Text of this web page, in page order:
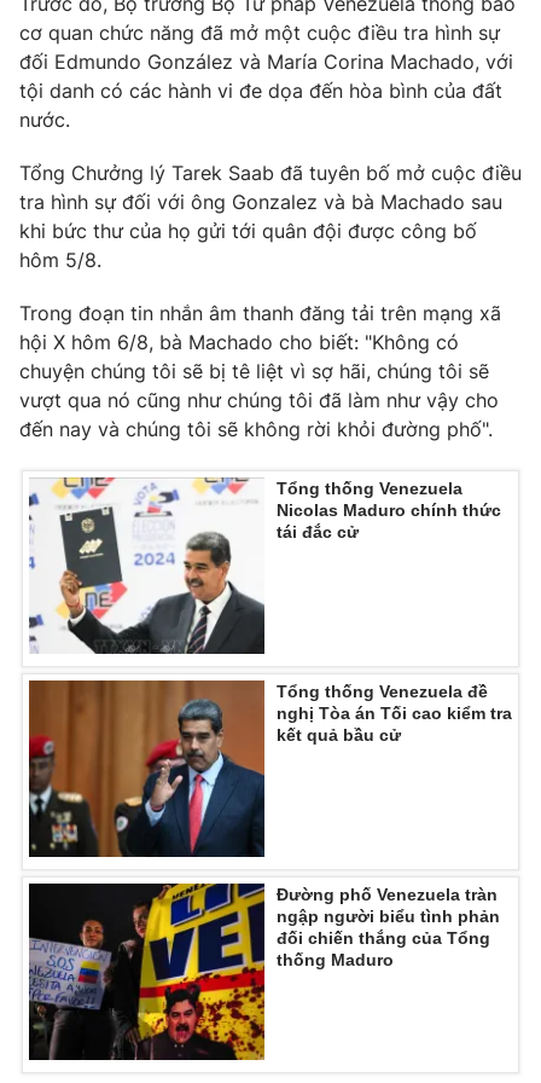
THỜI BÁO VTV
Theo dõi báo trên
Cơ quan chủ quản: Đài Truyền hình Việt Nam
Cơ quan báo chí:
Thời báo VTV
Giấy phép hoạt động báo in và báo điện tử số 483/GP-BTTTT
cấp ngày 29/12/2023
Tổng Biên tập:Vũ Thanh Thủy
Nguyễn Trọng Ninh
Tổng đài VTV: 024.38 355 931 - 024.38 355 932
Ðiện thoại Thời báo VTV:024.66 897 897
Email:toasoan@vtv.vn
Liên hệ quảng cáo:
024-7300.7108
® Cấm sao chép dưới mọi hình thức nếu không có sự chấp
thuận bằng văn bản. Ghi rõ nguồn VTV.vn khi phát hành lại
thông tin từ website này.
cơ quan chức năng đã mở một cuộc điều tra hình sự
đối Edmundo González và María Corina Machado, với
tội danh có các hành vi đe dọa đến hòa bình của đất
nước.
Tổng Chưởng lý Tarek Saab đã tuyên bố mở cuộc điều
tra hình sự đối với ông Gonzalez và bà Machado sau
khi bức thư của họ gửi tới quân đội được công bố
hôm 5/8.
Trong đoạn tin nhắn âm thanh đăng tải trên mạng xã
hội X hôm 6/8, bà Machado cho biết: "Không có
chuyện chúng tôi sẽ bị tê liệt vì sợ hãi, chúng tôi sẽ
vượt qua nó cũng như chúng tôi đã làm như vậy cho
đến nay và chúng tôi sẽ không rời khỏi đường phố".
Tổng thống Venezuela
Nicolas Maduro chính thức
tái đắc cử
Tổng thống Venezuela đề
nghị Tòa án Tối cao kiểm tra
kết quả bầu cử
Đường phố Venezuela tràn
ngập người biểu tình phản
đối chiến thắng của Tổng
thống Maduro